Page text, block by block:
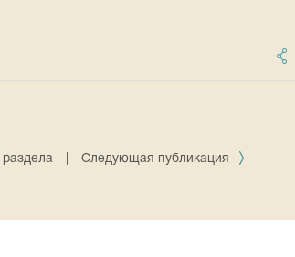
Следующая публикация